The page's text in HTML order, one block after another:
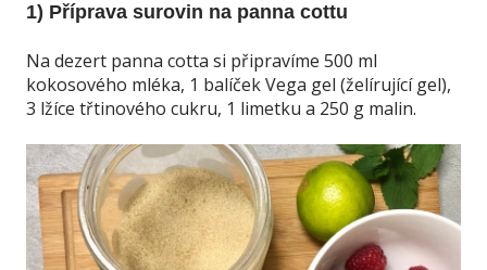
1) Příprava surovin na panna cottu
Na dezert panna cotta si připravíme 500 ml
kokosového mléka, 1 balíček Vega gel (želírující gel),
3 lžíce třtinového cukru, 1 limetku a 250 g malin.